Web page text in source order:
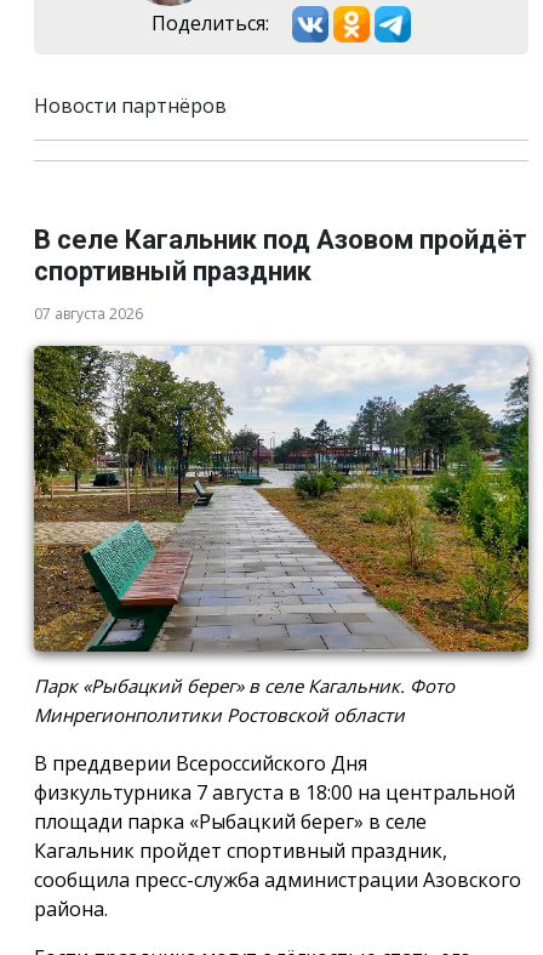
Поделиться:
Новости партнёров
В селе Кагальник под Азовом пройдёт
спортивный праздник
07 августа 2026
Парк «Рыбацкий берег» в селе Кагальник. Фото
Минрегионполитики Ростовской области
В преддверии Всероссийского Дня
физкультурника 7 августа в 18:00 на центральной
площади парка «Рыбацкий берег» в селе
Кагальник пройдет спортивный праздник,
сообщила пресс-служба администрации Азовского
района.